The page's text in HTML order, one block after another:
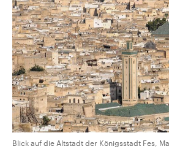
Blick auf die Altstadt der Königsstadt Fes,